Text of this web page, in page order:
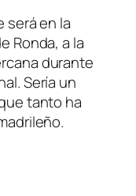
será en la
Ronda, a la
durante
Sería un
tanto ha